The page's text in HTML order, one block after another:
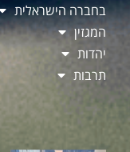
בחברה הישראלית
המגזין
יהדות
תרבות